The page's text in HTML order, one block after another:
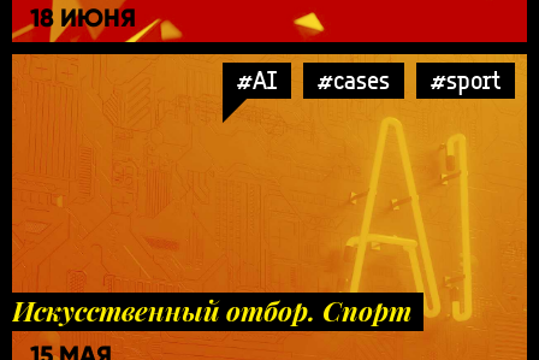
18 ИЮНЯ
#AI #cases #sport
Искусственный отбор. Спорт